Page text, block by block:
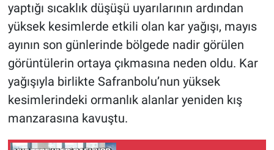
yaptığı sıcaklık düşüşü uyarılarının ardından
yüksek kesimlerde etkili olan kar yağışı, mayıs
ayının son günlerinde bölgede nadir görülen
görüntülerin ortaya çıkmasına neden oldu. Kar
yağışıyla birlikte Safranbolu’nun yüksek
kesimlerindeki ormanlık alanlar yeniden kış
manzarasına kavuştu.